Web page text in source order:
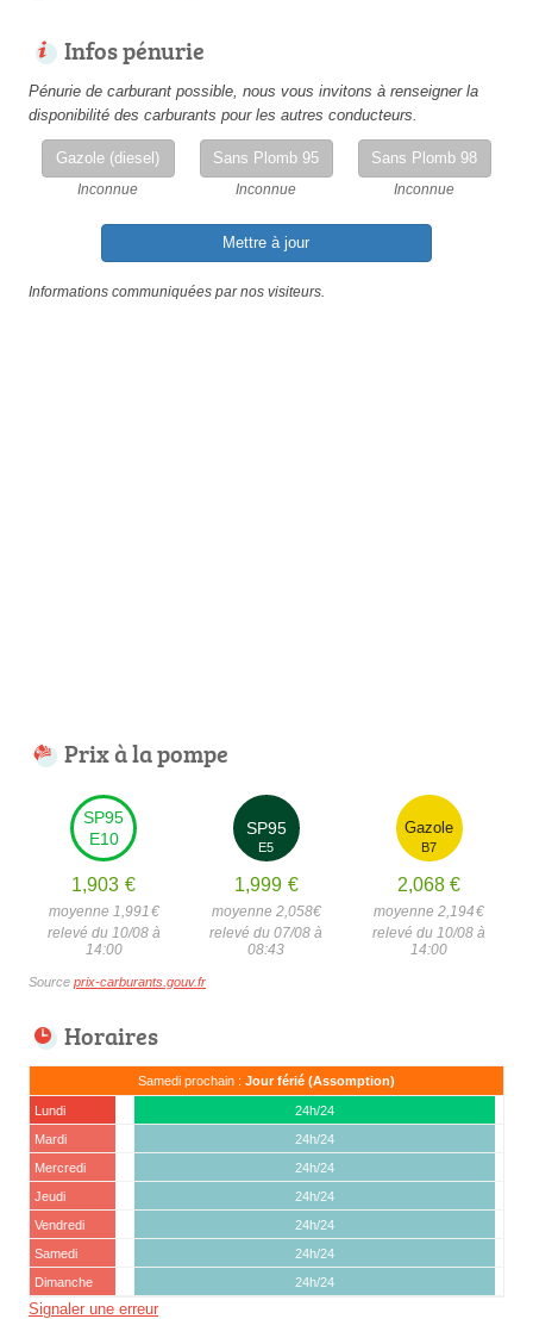
Infos pénurie
Pénurie de carburant possible, nous vous invitons à renseigner la
disponibilité des carburants pour les autres conducteurs.
Gazole (diesel)
Inconnue
Sans Plomb 95
Inconnue
Sans Plomb 98
Inconnue
Mettre à jour
Informations communiquées par nos visiteurs.
Prix à la pompe
SP95
E10
1,903 €
moyenne 1,991€
relevé du 10/08 à
14:00
SP95
E5
1,999 €
moyenne 2,058€
relevé du 07/08 à
08:43
Gazole
B7
2,068 €
moyenne 2,194€
relevé du 10/08 à
14:00
Source prix-carburants.gouv.fr
Horaires
Samedi prochain : Jour férié (Assomption)
Lundi
24h/24
Mardi
24h/24
Mercredi
24h/24
Jeudi
24h/24
Vendredi
24h/24
Samedi
24h/24
Dimanche
24h/24
Signaler une erreur